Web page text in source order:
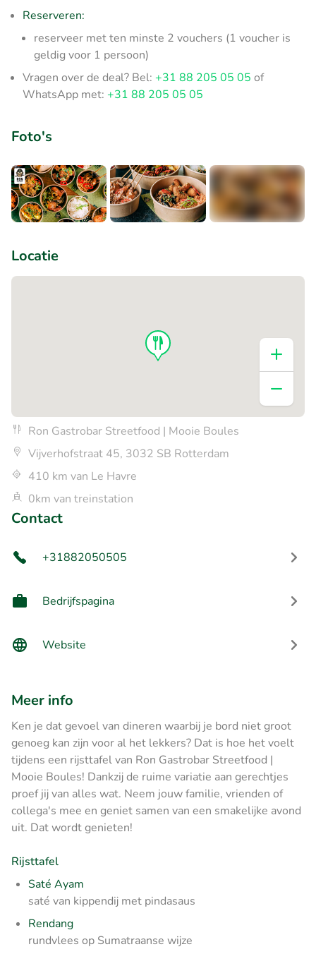
Reserveren:
reserveer met ten minste 2 vouchers (1 voucher is
geldig voor 1 persoon)
Vragen over de deal? Bel: +31 88 205 05 05 of
WhatsApp met: +31 88 205 05 05
Foto's
Locatie
Ron Gastrobar Streetfood | Mooie Boules
Vijverhofstraat 45, 3032 SB Rotterdam
410 km van Le Havre
0km van treinstation
Contact
+31882050505
Bedrijfspagina
Website
Meer info
Ken je dat gevoel van dineren waarbij je bord niet groot
genoeg kan zijn voor al het lekkers? Dat is hoe het voelt
tijdens een rijsttafel van Ron Gastrobar Streetfood |
Mooie Boules! Dankzij de ruime variatie aan gerechtjes
proef jij van alles wat. Neem jouw familie, vrienden of
collega's mee en geniet samen van een smakelijke avond
uit. Dat wordt genieten!
Rijsttafel
Saté Ayam
saté van kippendij met pindasaus
Rendang
rundvlees op Sumatraanse wijze